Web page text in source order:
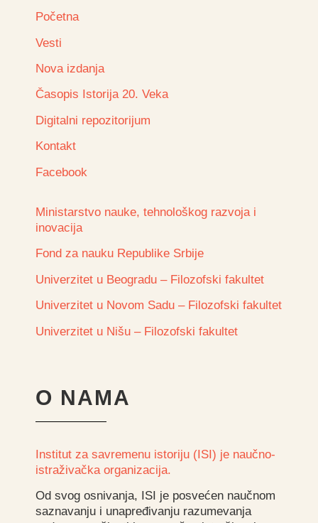
Početna
Vesti
Nova izdanja
Časopis Istorija 20. Veka
Digitalni repozitorijum
Kontakt
Facebook
Ministarstvo nauke, tehnološkog razvoja i
inovacija
Fond za nauku Republike Srbije
Univerzitet u Beogradu – Filozofski fakultet
Univerzitet u Novom Sadu – Filozofski fakultet
Univerzitet u Nišu – Filozofski fakultet
O NAMA
Institut za savremenu istoriju (ISI) je naučno-
istraživačka organizacija.
Od svog osnivanja, ISI je posvećen naučnom
saznavanju i unapređivanju razumevanja